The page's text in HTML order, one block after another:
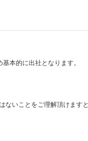
本的に出社となります。
ないことをご理解頂けますと